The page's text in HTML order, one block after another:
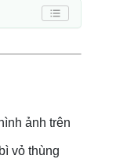
ảnh trên
vỏ thùng